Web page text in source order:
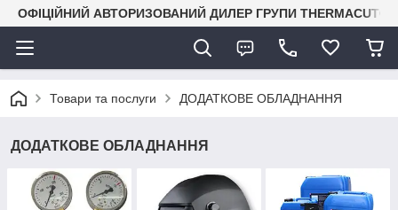
ОФІЦІЙНИЙ АВТОРИЗОВАНИЙ ДИЛЕР ГРУПИ THERMACUT® В
Товари та послуги ДОДАТКОВЕ ОБЛАДНАННЯ
ДОДАТКОВЕ ОБЛАДНАННЯ